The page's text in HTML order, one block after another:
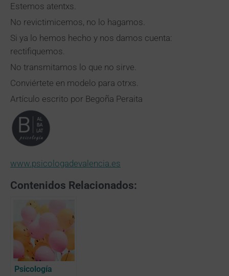
Estemos atentxs.
No revictimicemos, no lo hagamos.
Si ya lo hemos hecho y nos damos cuenta:
rectifiquemos.
No transmitamos lo que no sirve.
Conviértete en modelo para otrxs.
Artículo escrito por Begoña Peraita
www.psicologadevalencia.es
Contenidos Relacionados:
Psicología